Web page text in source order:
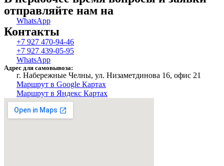
отправляйте нам на
WhatsApp
Контакты
+7 927 470-94-46
+7 927 439-05-95
WhatsApp
Адрес для самовывоза:
г. Набережные Челны, ул. Низаметдинова 16, офис 21
Маршрут в Google Картах
Маршрут в Яндекс Картах